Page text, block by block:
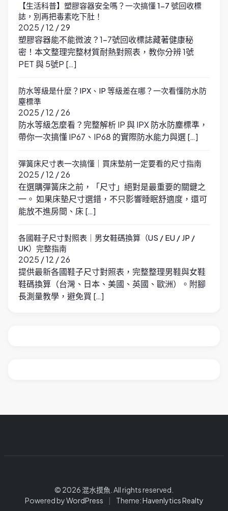
【生活科普】塑膠容器安全嗎？一次搞懂 1-7 號回收標
誌，別再把毒素吃下肚！
2025 / 12 / 29
塑膠容器能不能微波？1-7號回收標誌藏著健康秘
密！本文整理完整材質耐熱對照表，教你分辨 1號
PET 與 5號P […]
防水等級是什麼？IPX、IP 等級差在哪？一次看懂防水防
塵標準
2025 / 12 / 26
防水等級怎麼看？完整解析 IP 與 IPX 防水防塵標準，
帶你一次搞懂 IP67、IP68 的實際防水能力與選 […]
彈簧床尺寸表一次搞懂｜買床墊前一定要看的尺寸指南
2025 / 12 / 26
在選購彈簧床之前，「尺寸」絕對是最重要的關鍵之
一。 如果床墊尺寸選錯，不只影響睡眠舒適度，還可
能放不進房間、床 […]
各國鞋子尺寸對照表｜男女鞋碼換算（US / EU / JP /
UK）完整指南
2025 / 12 / 26
提供最新各國鞋子尺寸對照表，完整整理男鞋與女鞋
鞋碼換算（台灣、日本、美國、英國、歐洲）。附腳
長測量教學，避免買 […]
© 2026 混水摸魚. All rights reserved.
Powered byWordPress | Theme:Havenlytics Realty